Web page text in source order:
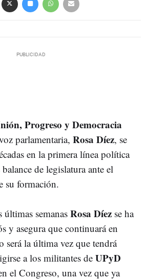
Progreso y Democracia
parlamentaria, Rosa Díez, se
en la primera línea política
de legislatura ante el
su formación.
semanas Rosa Díez se ha
y asegura que continuará en
será la última vez que tendrá
a los militantes de UPyD
el Congreso, una vez que ya